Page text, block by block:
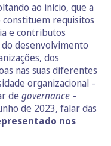
ao início, que a
constituem requisitos
e contributos
desenvolvimento
dos
nas suas diferentes
organizacional –
de governance –
de 2023, falar das
nos